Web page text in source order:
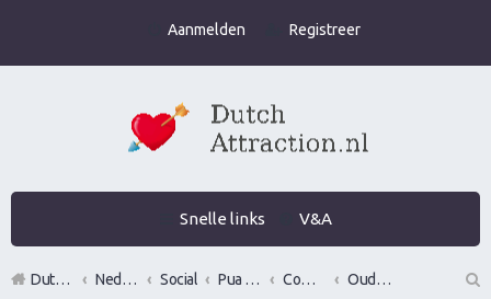
Aanmelden Registreer
Snelle links V&A
DutchAttraction.nl Nederlands grootste Dutch Attraction, Lifestyle, Vrouwen versieren en Pick-Up (PUA) Forum Social Pua evenementen Commerciële bedrijven / Reviews van versier workshops en pick up bootcamps
Oude bedrijven